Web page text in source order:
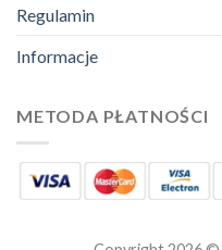
Regulamin
Informacje
METODA PŁATNOŚCI